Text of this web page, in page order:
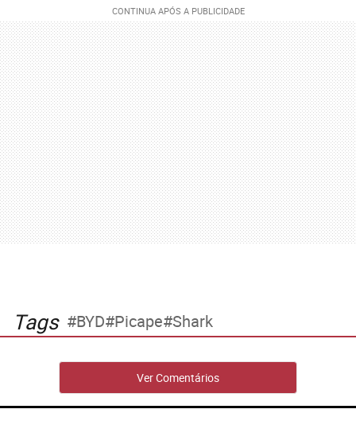
Tags BYD Picape Shark
Ver Comentários